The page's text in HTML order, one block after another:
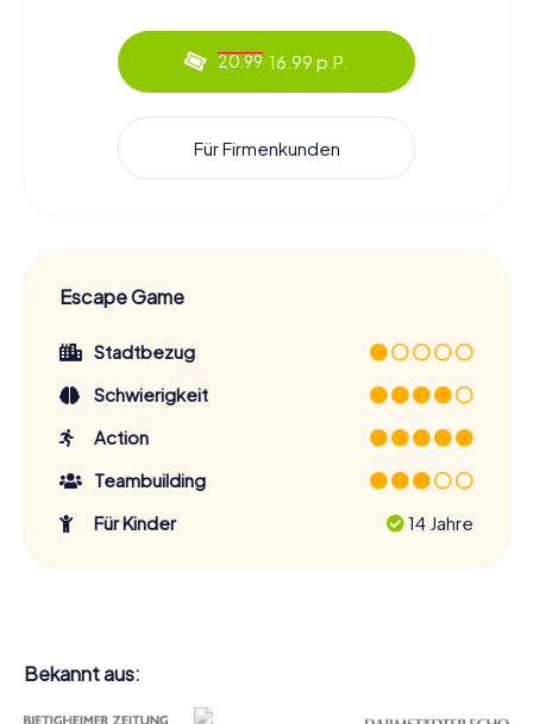
20.99 16.99 p.P.
Für Firmenkunden
Escape Game
Stadtbezug
Schwierigkeit
Action
Teambuilding
Für Kinder
14 Jahre
Bekannt aus: